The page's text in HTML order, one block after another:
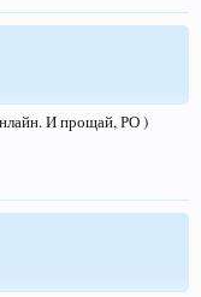
И прощай, РО )